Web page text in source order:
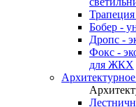
Бобер -
Дропс -
Фокс -
для ЖКХ